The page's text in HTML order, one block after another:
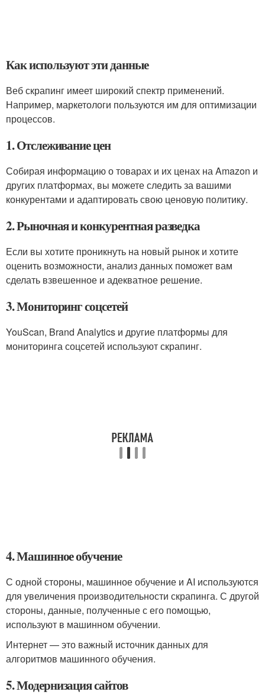
Как используют эти данные
Веб скрапинг имеет широкий спектр применений.
Например, маркетологи пользуются им для оптимизации
процессов.
1. Отслеживание цен
Собирая информацию о товарах и их ценах на Amazon и
других платформах, вы можете следить за вашими
конкурентами и адаптировать свою ценовую политику.
2. Рыночная и конкурентная разведка
Если вы хотите проникнуть на новый рынок и хотите
оценить возможности, анализ данных поможет вам
сделать взвешенное и адекватное решение.
3. Мониторинг соцсетей
YouScan, Brand Analytics и другие платформы для
мониторинга соцсетей используют скрапинг.
4. Машинное обучение
С одной стороны, машинное обучение и AI используются
для увеличения производительности скрапинга. С другой
стороны, данные, полученные с его помощью,
используют в машинном обучении.
Интернет — это важный источник данных для
алгоритмов машинного обучения.
5. Модернизация сайтов